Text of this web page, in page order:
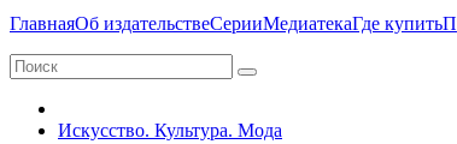
ГлавнаяОб издательствеСерииМедиатекаГде купить
Искусство. Культура. Мода